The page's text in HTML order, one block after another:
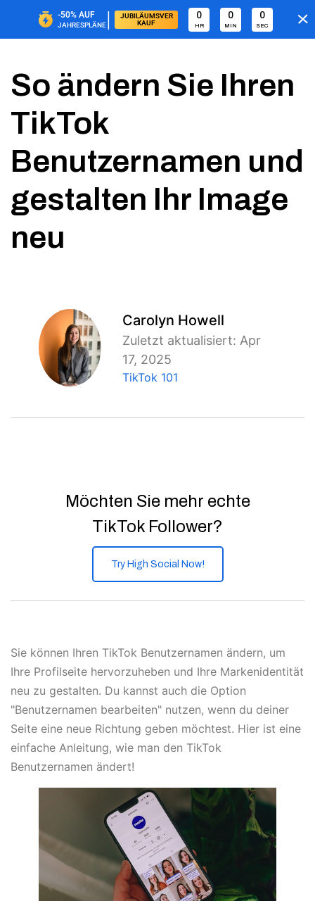
-50% AUF
JAHRESPLÄNE|
JUBILÄUMSVER
KAUF
0
HR
0
MIN
0
SEC
So ändern Sie Ihren
TikTok
Benutzernamen und
gestalten Ihr Image
neu
Carolyn Howell
Zuletzt aktualisiert: Apr
17, 2025
TikTok 101
Möchten Sie mehr echte
TikTok Follower?
Try High Social Now!
Sie können Ihren TikTok Benutzernamen ändern, um
Ihre Profilseite hervorzuheben und Ihre Markenidentität
neu zu gestalten. Du kannst auch die Option
"Benutzernamen bearbeiten" nutzen, wenn du deiner
Seite eine neue Richtung geben möchtest. Hier ist eine
einfache Anleitung, wie man den TikTok
Benutzernamen ändert!